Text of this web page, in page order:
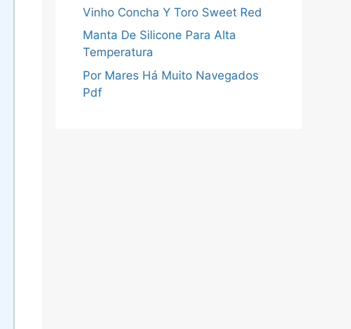
Vinho Concha Y Toro Sweet Red
Manta De Silicone Para Alta
Temperatura
Por Mares Há Muito Navegados
Pdf